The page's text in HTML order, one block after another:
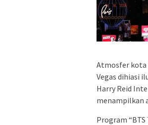
Atmosfer kota
Vegas dihiasi
Harry Reid
menampilkan
Program “BTS